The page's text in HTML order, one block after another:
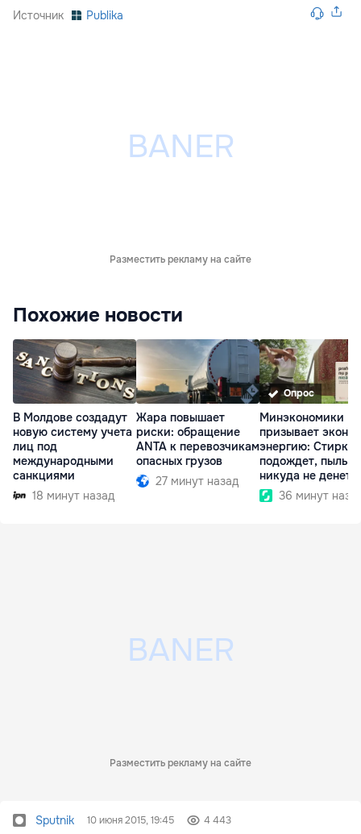
Источник Publika
Разместить рекламу на сайте
Похожие новости
В Молдове создадут
новую систему учета
лиц под
международными
санкциями
18 минут назад
Жара повышает
риски: обращение
ANTA к перевозчикам
опасных грузов
27 минут назад
Опрос
Минэкономики
призывает
энергию: Стирка
подождет, пыль
никуда не
36 минут
Разместить рекламу на сайте
Sputnik 10 июня 2015, 19:45 4 443